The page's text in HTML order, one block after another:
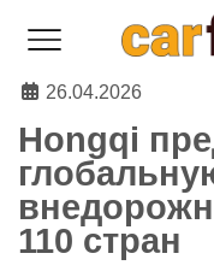
26.04.2026
Hongqi
110 стран